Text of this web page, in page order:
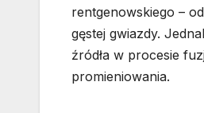
rentgenowskiego –
gęstej gwiazdy.
źródła w procesie
promieniowania.